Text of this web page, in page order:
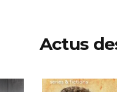
Actus